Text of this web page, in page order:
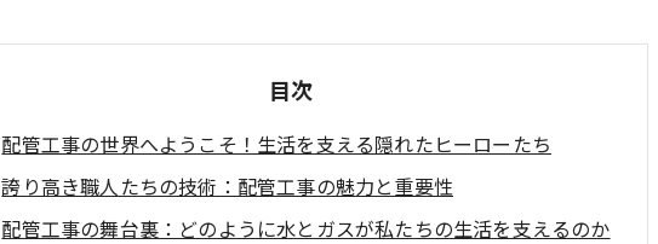
目次
配管工事の世界へようこそ！生活を支える隠れたヒーローたち
誇り高き職人たちの技術：配管工事の魅力と重要性
配管工事の舞台裏：どのように水とガスが私たちの生活を支えるのか